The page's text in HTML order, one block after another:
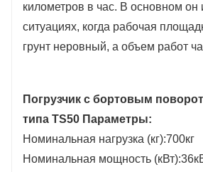
километров в час. В основном он
ситуациях, когда рабочая
грунт неровный, а объем работ
Погрузчик с бортовым
типа TS50 Параметры:
Номинальная нагрузка (кг):700кг
Номинальная мощность